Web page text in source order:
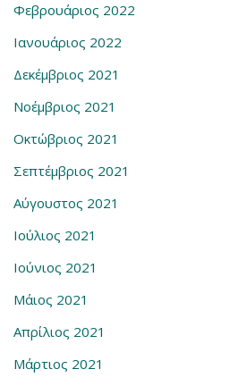
Φεβρουάριος 2022
Ιανουάριος 2022
Δεκέμβριος 2021
Νοέμβριος 2021
Οκτώβριος 2021
Σεπτέμβριος 2021
Αύγουστος 2021
Ιούλιος 2021
Ιούνιος 2021
Μάιος 2021
Απρίλιος 2021
Μάρτιος 2021